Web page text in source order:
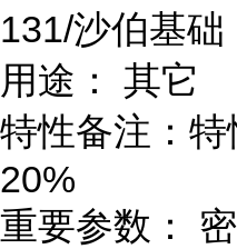
131/沙伯基础
用途： 其它
特性备注：
20%
重要参数：